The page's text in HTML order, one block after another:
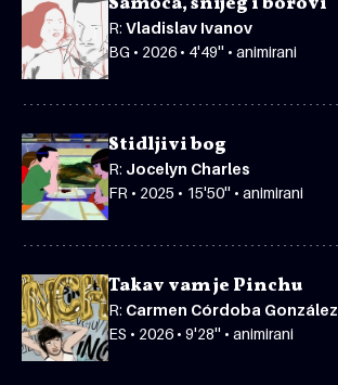
R: Vladislav Ivanov
BG • 2026 • 4'49'' • animirani
Stidljivi bog
R: Jocelyn Charles
FR • 2025 • 15'50'' • animirani
Takav vam je Pinchu
R: Carmen Córdoba González
ES • 2026 • 9'28'' • animirani